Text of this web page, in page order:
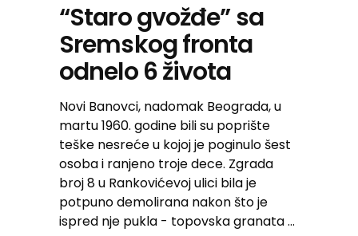
“Staro gvožđe” sa
Sremskog fronta
odnelo 6 života
Novi Banovci, nadomak Beograda, u
martu 1960. godine bili su poprište
teške nesreće u kojoj je poginulo šest
osoba i ranjeno troje dece. Zgrada
broj 8 u Rankovićevoj ulici bila je
potpuno demolirana nakon što je
ispred nje pukla - topovska granata